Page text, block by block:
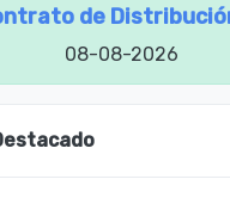
de
08-08-2026